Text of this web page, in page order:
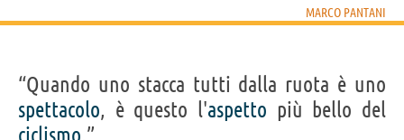
MARCO PANTANI
“Quando uno stacca tutti dalla ruota è uno
spettacolo, è questo l'aspetto più bello del